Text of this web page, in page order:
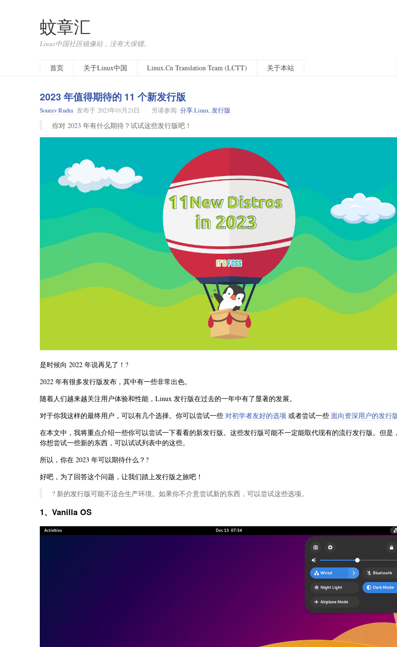
蚊章汇
Linux中国社区镜像站，没有大保镖。
首页
关于Linux中国 Linux.Cn Translation Team (LCTT) 关于本站
2023 年值得期待的 11 个新发行版
Sourav Rudra 发布于 2023年01月21日 另请参阅: 分享,Linux,发行版
你对 2023 年有什么期待？试试这些发行版吧！
是时候向 2022 年说再见了！?
2022 年有很多发行版发布，其中有一些非常出色。
随着人们越来越关注用户体验和性能，Linux 发行版在过去的一年中有了显著的发展。
对于你我这样的最终用户，可以有几个选择。你可以尝试一些 对初学者友好的选项 或者尝试一些 面向资深用户的发行
在本文中，我将重点介绍一些你可以尝试一下看看的新发行版。这些发行版可能不一定能取代现有的流行发行版。但是
你想尝试一些新的东西，可以试试列表中的这些。
所以，你在 2023 年可以期待什么？?
好吧，为了回答这个问题，让我们踏上发行版之旅吧！
? 新的发行版可能不适合生产环境。如果你不介意尝试新的东西，可以尝试这些选项。
1、Vanilla OS